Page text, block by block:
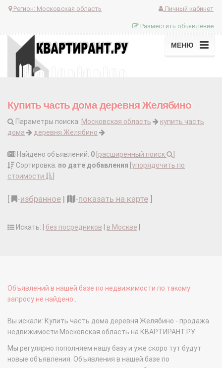
Регион: Московская область Личный кабинет
Разместить объявление
МЕНЮ
Купить часть дома деревня Желябино
Параметры поиска: Московская область
купить часть
дома
деревня Желябино
Найдено объявлений: 0 расширенный поиск
Сортировка: по дате добавления упорядочить по
стоимости
-избранное | -показать на карте
Искать: | без посредников в Москве
Объявлений в нашей базе по недвижимости по такому
запросу не найдено...
Вы искали: Купить часть дома деревня Желябино - продажа
недвижимости Московская область на КВАРТИРАНТ.РУ
Мы регулярно пополняем нашу базу и уже скоро тут будут
новые объявления. Объявления в нашей базе по